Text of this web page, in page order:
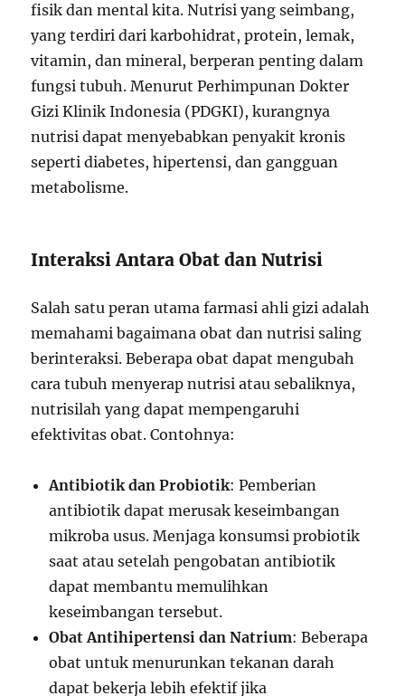
fisik dan mental kita. Nutrisi yang seimbang,
yang terdiri dari karbohidrat, protein, lemak,
vitamin, dan mineral, berperan penting dalam
fungsi tubuh. Menurut Perhimpunan Dokter
Gizi Klinik Indonesia (PDGKI), kurangnya
nutrisi dapat menyebabkan penyakit kronis
seperti diabetes, hipertensi, dan gangguan
metabolisme.
Interaksi Antara Obat dan Nutrisi
Salah satu peran utama farmasi ahli gizi adalah
memahami bagaimana obat dan nutrisi saling
berinteraksi. Beberapa obat dapat mengubah
cara tubuh menyerap nutrisi atau sebaliknya,
nutrisilah yang dapat mempengaruhi
efektivitas obat. Contohnya:
Antibiotik dan Probiotik: Pemberian
antibiotik dapat merusak keseimbangan
mikroba usus. Menjaga konsumsi probiotik
saat atau setelah pengobatan antibiotik
dapat membantu memulihkan
keseimbangan tersebut.
Obat Antihipertensi dan Natrium: Beberapa
obat untuk menurunkan tekanan darah
dapat bekerja lebih efektif jika